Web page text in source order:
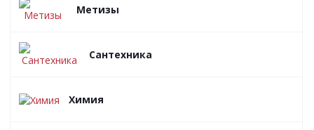
Метизы
Сантехника
Химия